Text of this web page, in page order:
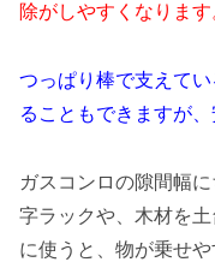
除がしやすくなります
つっぱり棒で支えて
ることもできますが
ガスコンロの隙間幅
字ラックや、木材を
に使うと、物が乗せや